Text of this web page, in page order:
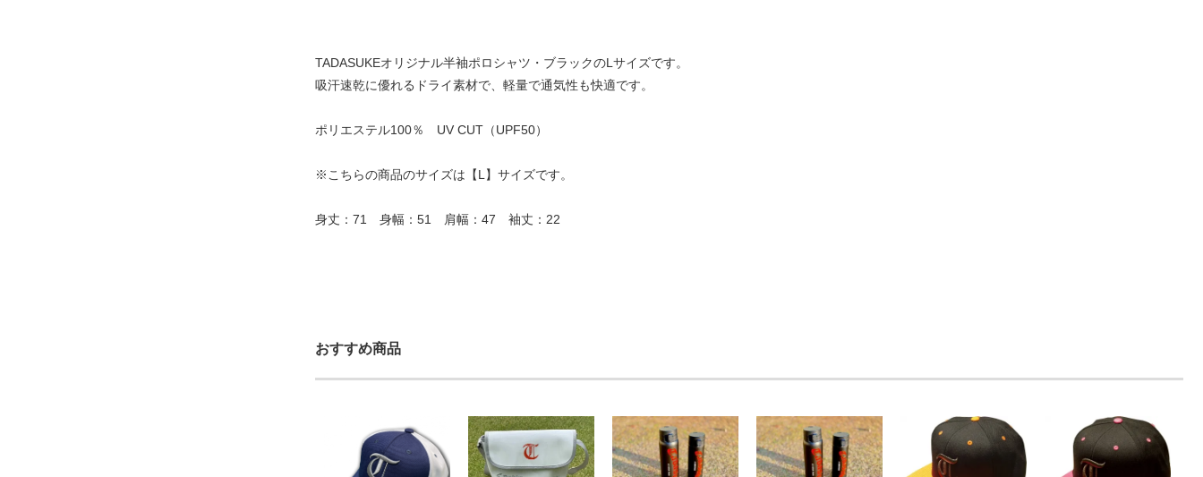
TADASUKEオリジナル半袖ポロシャツ・ブラックのLサイズです。
吸汗速乾に優れるドライ素材で、軽量で通気性も快適です。
ポリエステル100％ UV CUT（UPF50）
※こちらの商品のサイズは【L】サイズです。
身丈：71 身幅：51 肩幅：47 袖丈：22
おすすめ商品